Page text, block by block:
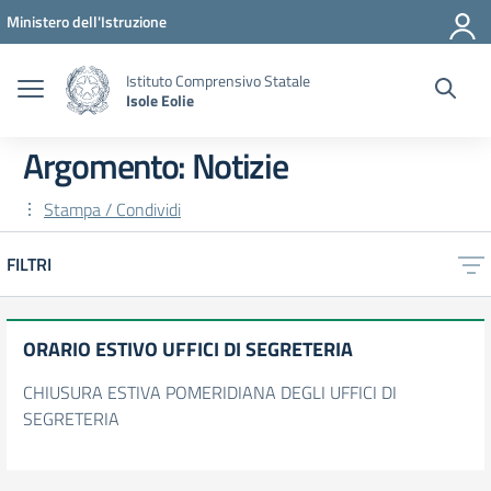
Vai ai contenuti
Vai al menu di navigazione
Vai al footer
Ministero dell'Istruzione
Istituto Comprensivo Statale
Isole Eolie
Argomento: Notizie
Stampa / Condividi
FILTRI
ORARIO ESTIVO UFFICI DI SEGRETERIA
CHIUSURA ESTIVA POMERIDIANA DEGLI UFFICI DI
SEGRETERIA